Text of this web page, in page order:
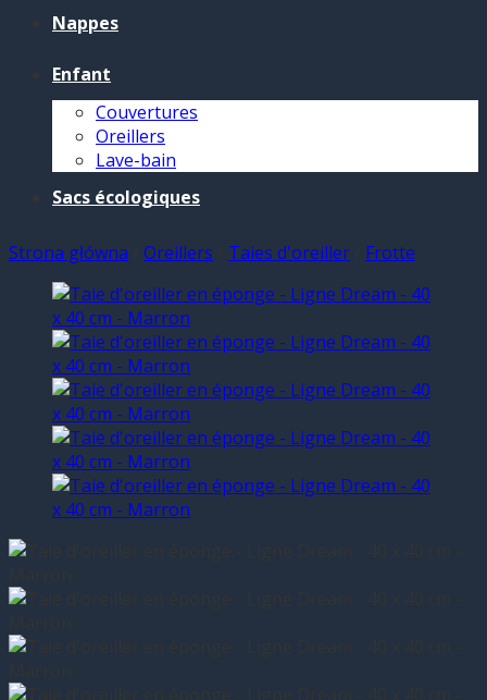
Nappes
Enfant
Couvertures
Oreillers
Lave-bain
Sacs écologiques
Strona główna Oreillers Taies d'oreiller Frotte